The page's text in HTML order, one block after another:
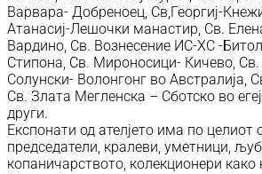
Варвара- Добреноец, Св,Георгиј-
Атанасиј-Лешочки манастир, Св.
Вардино, Св. Вознесение ИС-ХС -
Стипона, Св. Мироносици- Кичево,
Солунски- Волонгонг во Австралија,
Св. Злата Мегленска – Сботско во
други.
Експонати од ателјето има по целиот
председатели, кралеви, уметници,
копаничарството, колекционери како